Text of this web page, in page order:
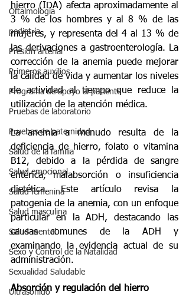
Oftalmología
pediatría
Presión arterial
Primeros auxilios
Programa de apoyo al paciente
Pruebas de laboratorio
Pruebas de paternidad
Salud de la familia
Salud emocional
Salud femenina
Salud masculina
Salud mental
Sexo y Control de la Natalidad
Sexualidad Saludable
Ultrasonido
hierro (IDA) afecta aproximadamente al
3 % de los hombres y al 8 % de las
mujeres, y representa del 4 al 13 % de
las derivaciones a gastroenterología. La
corrección de la anemia puede mejorar
la calidad de vida y aumentar los niveles
de actividad al tiempo que reduce la
utilización de la atención médica.
La anemia a menudo resulta de la
deficiencia de hierro, folato o vitamina
B12, debido a la pérdida de sangre
entérica, malabsorción o insuficiencia
dietética. Este artículo revisa la
patogenia de la anemia, con un enfoque
particular en la ADH, destacando las
causas comunes de la ADH y
examinando la evidencia actual de su
administración.
Absorción y regulación del hierro